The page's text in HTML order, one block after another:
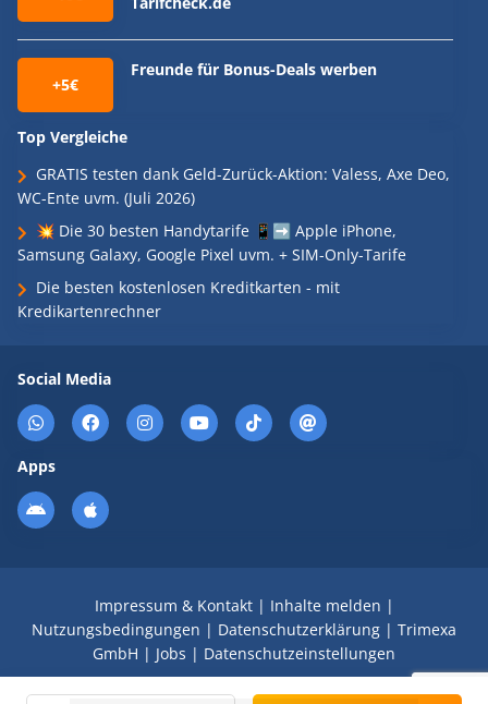
+5€
Freunde für Bonus-Deals werben
Top Vergleiche
GRATIS testen dank Geld-Zurück-Aktion: Valess, Axe Deo,
WC-Ente uvm. (Juli 2026)
💥 Die 30 besten Handytarife 📱➡️ Apple iPhone,
Samsung Galaxy, Google Pixel uvm. + SIM-Only-Tarife
Die besten kostenlosen Kreditkarten - mit
Kredikartenrechner
Social Media
Apps
Impressum & Kontakt| Inhalte melden |
Nutzungsbedingungen | Datenschutzerklärung | Trimexa
GmbH | Jobs | Datenschutzeinstellungen
© 2008 - 2026 Schnäppchen Blog mit Doktortitel -